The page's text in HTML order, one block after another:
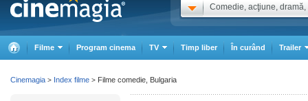
Comedie, acţiune, dramă,
Filme Program cinema TV Timp liber În curând Trailer
Cinemagia > Index filme > Filme comedie, Bulgaria